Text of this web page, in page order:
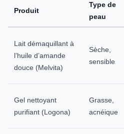
Produit
Type de
peau
Lait démaquillant à
l’huile d’amande
douce (Melvita)
Sèche,
sensible
Gel nettoyant
purifiant (Logona)
Grasse,
acnéique